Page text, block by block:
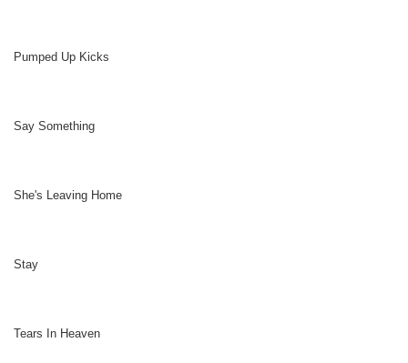
Pumped Up Kicks
Say Something
She's Leaving Home
Stay
Tears In Heaven